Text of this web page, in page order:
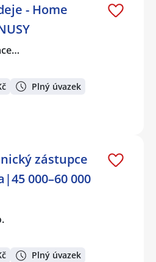
- Home
Plný úvazek
zástupce
000–60 000
Plný úvazek